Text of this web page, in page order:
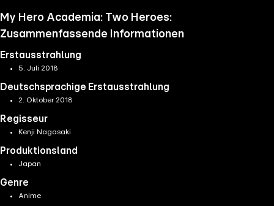
My Hero Academia: Two Heroes:
Zusammenfassende Informationen
Erstausstrahlung
5. Juli 2018
Deutschsprachige Erstausstrahlung
2. Oktober 2018
Regisseur
Kenji Nagasaki
Produktionsland
Japan
Genre
Anime